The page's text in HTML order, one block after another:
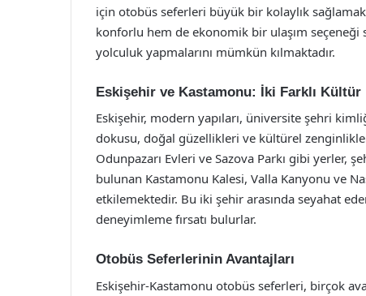
için otobüs seferleri büyük bir kolaylık
konforlu hem de ekonomik bir ulaşım
yolculuk yapmalarını mümkün kılmaktadır.
Eskişehir ve Kastamonu: İki Farklı Kültür
Eskişehir, modern yapıları, üniversite şehri
dokusu, doğal güzellikleri ve kültürel
Odunpazarı Evleri ve Sazova Parkı gibi yerler,
bulunan Kastamonu Kalesi, Valla Kanyonu ve
etkilemektedir. Bu iki şehir arasında seyahat
deneyimleme fırsatı bulurlar.
Otobüs Seferlerinin Avantajları
Eskişehir-Kastamonu otobüs seferleri, birçok